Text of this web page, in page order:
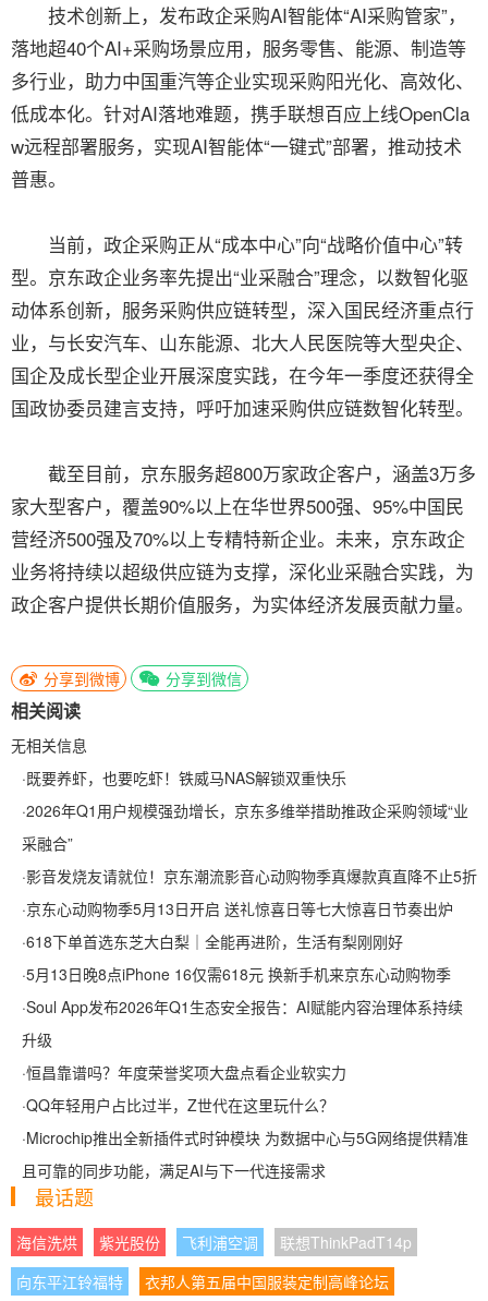
技术创新上，发布政企采购AI智能体“AI采购管家”，
落地超40个AI+采购场景应用，服务零售、能源、制造等
多行业，助力中国重汽等企业实现采购阳光化、高效化、
低成本化。针对AI落地难题，携手联想百应上线OpenCla
w远程部署服务，实现AI智能体“一键式”部署，推动技术
普惠。
当前，政企采购正从“成本中心”向“战略价值中心”转
型。京东政企业务率先提出“业采融合”理念，以数智化驱
动体系创新，服务采购供应链转型，深入国民经济重点行
业，与长安汽车、山东能源、北大人民医院等大型央企、
国企及成长型企业开展深度实践，在今年一季度还获得全
国政协委员建言支持，呼吁加速采购供应链数智化转型。
截至目前，京东服务超800万家政企客户，涵盖3万多
家大型客户，覆盖90%以上在华世界500强、95%中国民
营经济500强及70%以上专精特新企业。未来，京东政企
业务将持续以超级供应链为支撑，深化业采融合实践，为
政企客户提供长期价值服务，为实体经济发展贡献力量。
分享到微博 分享到微信
相关阅读
无相关信息
·既要养虾，也要吃虾！铁威马NAS解锁双重快乐
·2026年Q1用户规模强劲增长，京东多维举措助推政企采购领域“业
采融合”
·影音发烧友请就位！京东潮流影音心动购物季真爆款真直降不止5折
·京东心动购物季5月13日开启 送礼惊喜日等七大惊喜日节奏出炉
·618下单首选东芝大白梨｜全能再进阶，生活有梨刚刚好
·5月13日晚8点iPhone 16仅需618元 换新手机来京东心动购物季
·Soul App发布2026年Q1生态安全报告：AI赋能内容治理体系持续
升级
·恒昌靠谱吗？年度荣誉奖项大盘点看企业软实力
·QQ年轻用户占比过半，Z世代在这里玩什么？
·Microchip推出全新插件式时钟模块 为数据中心与5G网络提供精准
且可靠的同步功能，满足AI与下一代连接需求
最话题
海信洗烘 紫光股份 飞利浦空调
联想ThinkPadT14p
向东平江铃福特
衣邦人第五届中国服装定制高峰论坛